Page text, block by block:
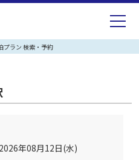
プラン 検索・予約
年08月12日(水)